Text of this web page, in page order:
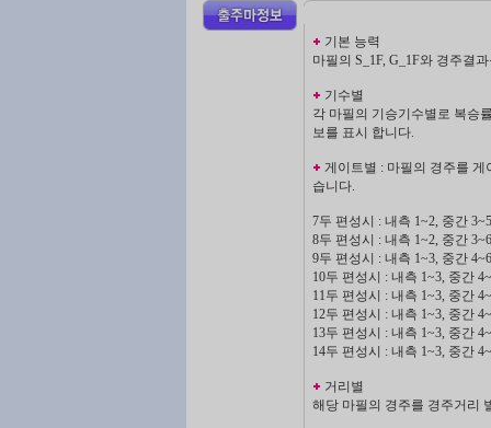
기본 능력
마필의 S_1F, G_1F와 경주결
기수별
각 마필의 기승기수별로 복승
보를 표시 합니다.
게이트별 : 마필의 경주를
습니다.
7두 편성시 : 내측 1~2, 중간
8두 편성시 : 내측 1~2, 중간
9두 편성시 : 내측 1~3, 중간
10두 편성시 : 내측 1~3, 중간
11두 편성시 : 내측 1~3, 중간
12두 편성시 : 내측 1~3, 중간
13두 편성시 : 내측 1~3, 중간
14두 편성시 : 내측 1~3, 중간
거리별
해당 마필의 경주를 경주거리